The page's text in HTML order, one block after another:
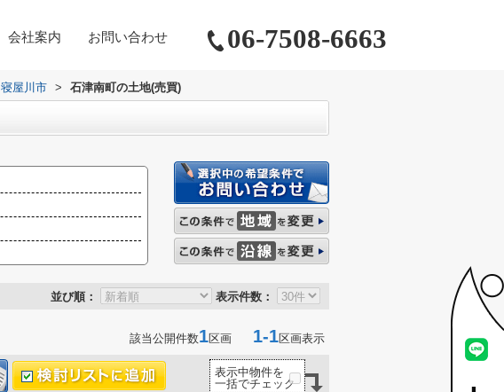
会社案内 お問い合わせ 06-7508-6663
寝屋川市 > 石津南町の土地(売買)
並び順： 表示件数：
該当公開件数1区画 1-1区画表示
表示中物件を
一括でチェック